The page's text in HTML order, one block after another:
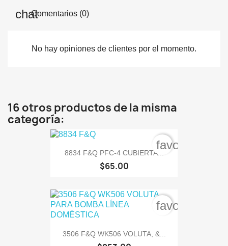
Comentarios (0)
No hay opiniones de clientes por el momento.
16 otros productos de la misma
categoría:
8834 F&Q PFC-4 CUBIERTA...
$65.00
3506 F&Q WK506 VOLUTA, &...